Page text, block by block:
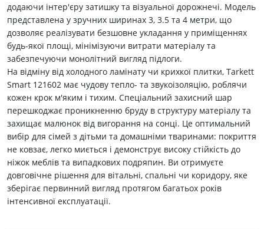
додаючи інтер'єру затишку та візуальної дорожнечі. Модель
представлена у зручних ширинах 3, 3.5 та 4 метри, що
дозволяє реалізувати безшовне укладання у приміщеннях
будь-якої площі, мінімізуючи витрати матеріалу та
забезпечуючи монолітний вигляд підлоги.
На відміну від холодного ламінату чи крихкої плитки, Tarkett
Smart 121602 має чудову тепло- та звукоізоляцію, роблячи
кожен крок м'яким і тихим. Спеціальний захисний шар
перешкоджає проникненню бруду в структуру матеріалу та
захищає малюнок від вигорання на сонці. Це оптимальний
вибір для сімей з дітьми та домашніми тваринами: покриття
не ковзає, легко миється і демонструє високу стійкість до
ніжок меблів та випадкових подряпин. Ви отримуєте
довговічне рішення для вітальні, спальні чи коридору, яке
зберігає первинний вигляд протягом багатьох років
інтенсивної експлуатації.